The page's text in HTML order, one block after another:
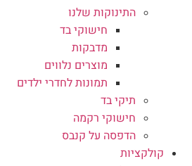
התינוקות שלנו
חישוקי בד
מדבקות
מוצרים נלווים
תמונות לחדרי ילדים
תיקי בד
חישוקי רקמה
הדפסה על קנבס
קולקציות